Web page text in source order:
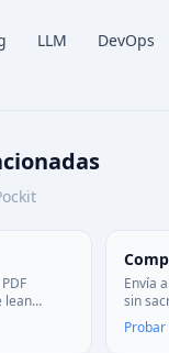
LLM DevOps
lean
agua.
Envía
sin
correo
Probar